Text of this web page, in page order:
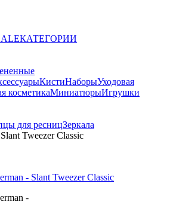
КАТЕГОРИИ
КистиНаборыУходовая
косметикаМиниатюрыИгрушки
для ресницЗеркала
Tweezer Classic